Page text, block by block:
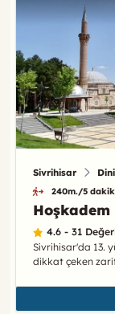
Sivrihisar
240m./5
Hoşkadem
4.6 - 31
Sivrihisar'da 13.
dikkat çeken